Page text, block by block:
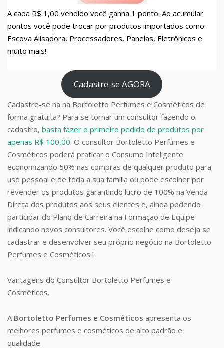
A cada R$ 1,00 vendido você ganha 1 ponto. Ao acumular
pontos você pode trocar por produtos importados como:
Escova Alisadora, Processadores, Panelas, Eletrônicos e
muito mais!
Cadastre-se AGORA
Cadastre-se na na Bortoletto Perfumes e Cosméticos de
forma gratuita? Para se tornar um consultor fazendo o
cadastro, basta fazer o primeiro pedido de produtos por
apenas R$ 100,00. O consultor Bortoletto Perfumes e
Cosméticos poderá praticar o Consumo Inteligente
economizando 50% nas compras de qualquer produto para
uso pessoal e de toda a sua família ou pode escolher por
revender os produtos garantindo lucro de 100% na Venda
Direta dos produtos aos seus clientes e, ainda podendo
participar do Plano de Carreira na Formação de Equipe
indicando novos consultores. Você escolhe como deseja se
cadastrar e desenvolver seu próprio negócio na Bortoletto
Perfumes e Cosméticos !
Vantagens do Consultor Bortoletto Perfumes e
Cosméticos.
A Bortoletto Perfumes e Cosméticos apresenta os
melhores perfumes e cosméticos de alto padrão e
qualidade.